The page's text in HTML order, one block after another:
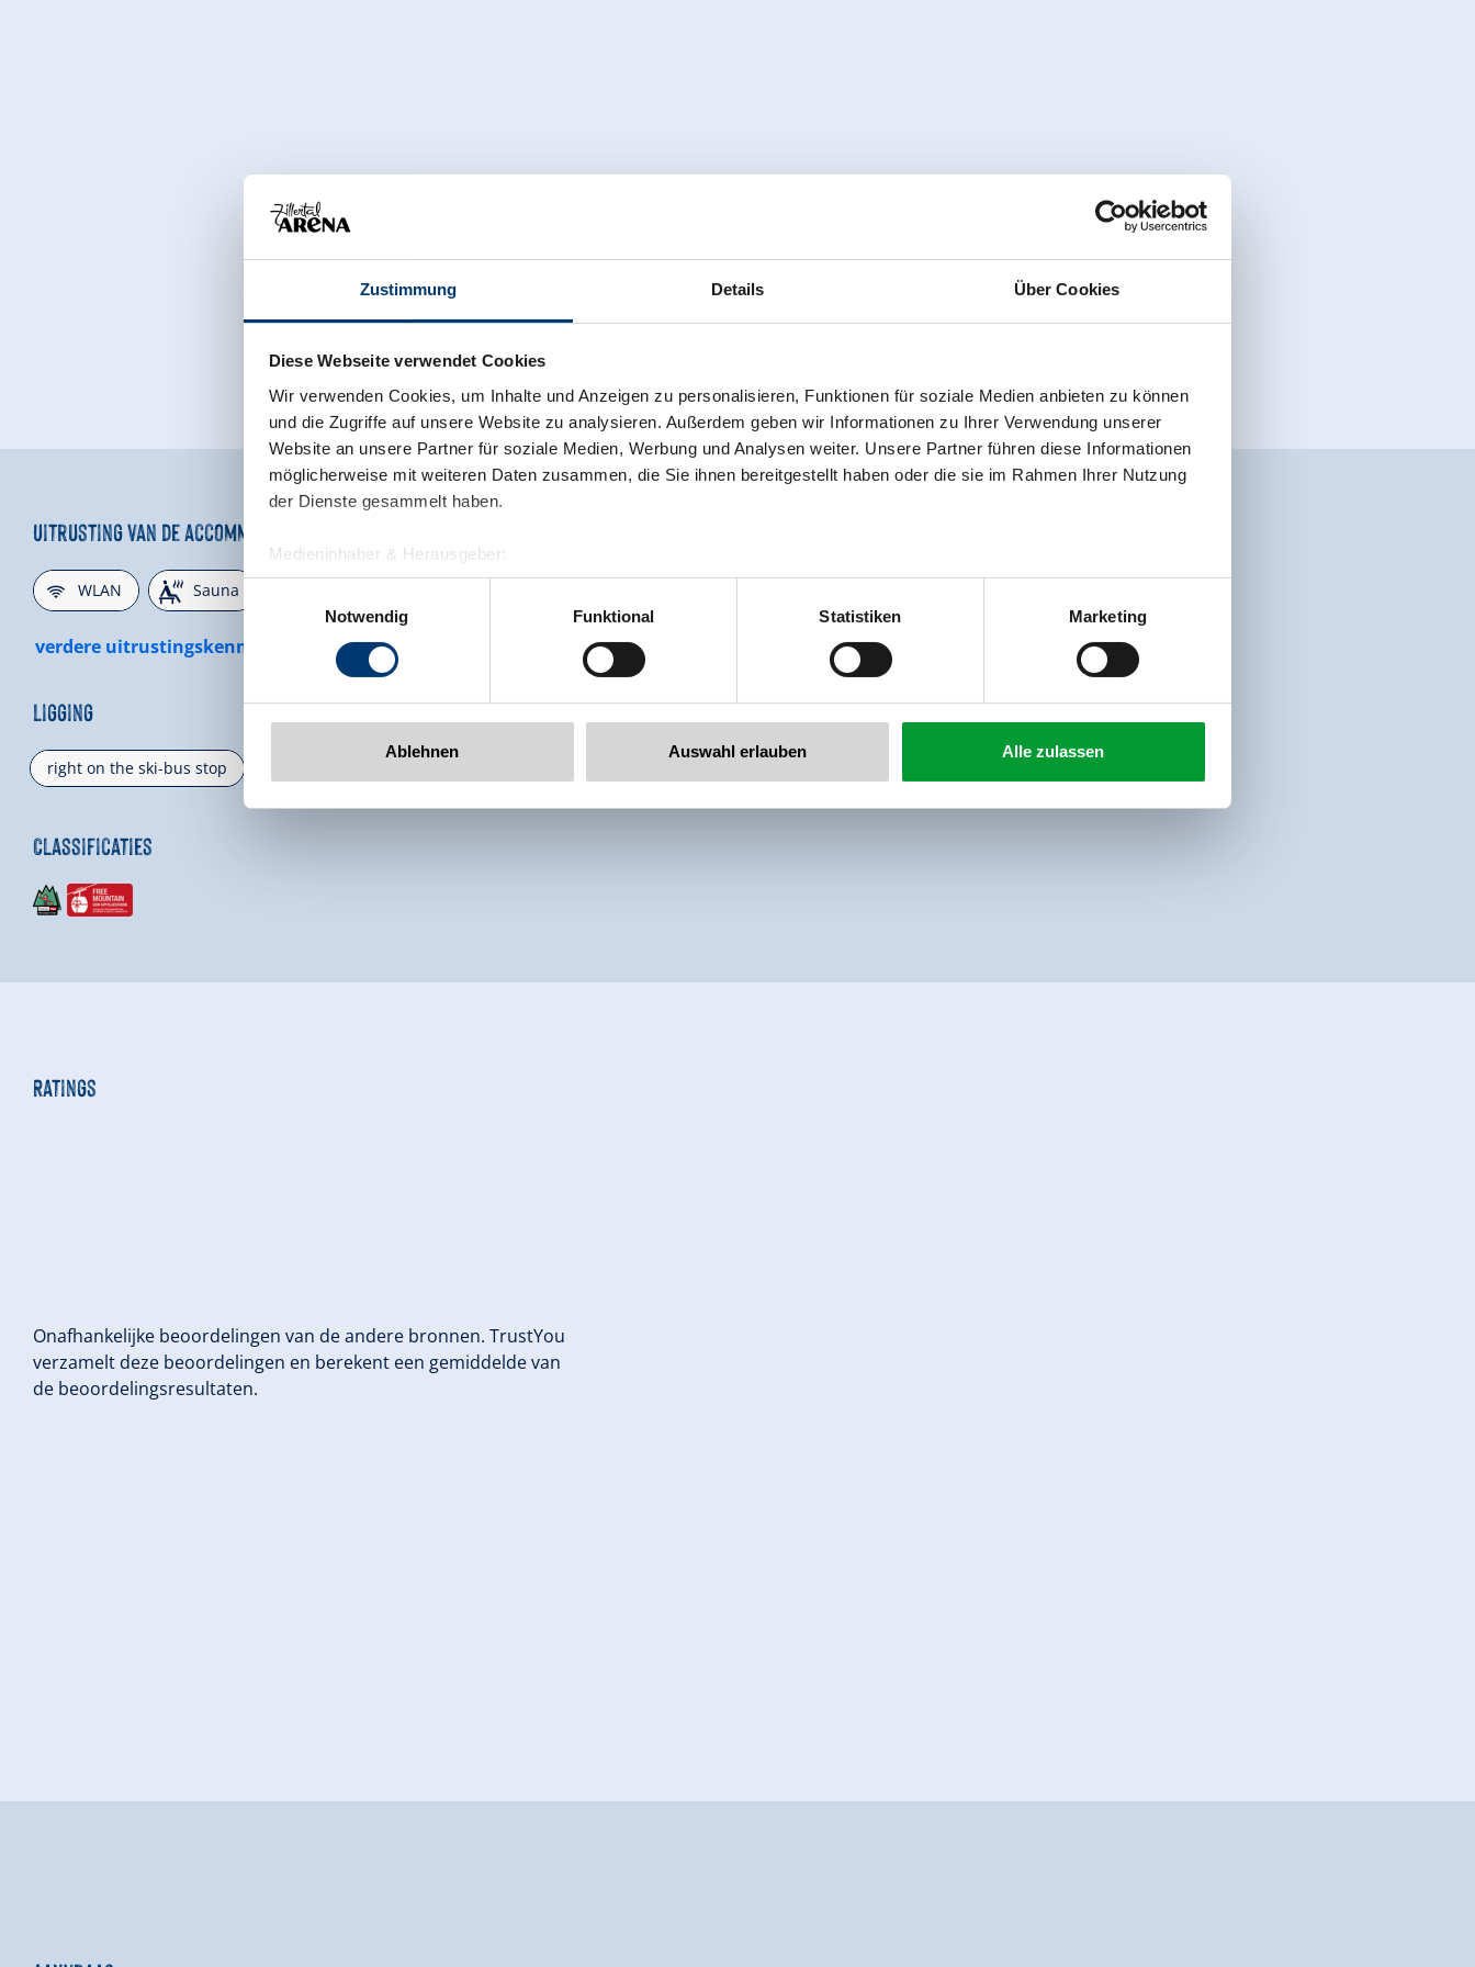
Zustimmung Details Über Cookies
Diese Webseite verwendet Cookies
Wir verwenden Cookies, um Inhalte und Anzeigen zu personalisieren, Funktionen für soziale Medien anbieten zu können
und die Zugriffe auf unsere Website zu analysieren. Außerdem geben wir Informationen zu Ihrer Verwendung unserer
Website an unsere Partner für soziale Medien, Werbung und Analysen weiter. Unsere Partner führen diese Informationen
möglicherweise mit weiteren Daten zusammen, die Sie ihnen bereitgestellt haben oder die sie im Rahmen Ihrer Nutzung
der Dienste gesammelt haben.
Medieninhaber & Herausgeber:
Zeller Bergbahnen Zillertal GmbH & Co KG
Rohr 23// A-6280 Zell am Ziller
www.zillertalarena.com
Notwendig
Funktional Statistiken Marketing
Ablehnen Auswahl erlauben Alle zulassen
het melken en voeden van de koeien. Ook bij de hooi oogst kan meegeholpen worden…
We kijken ernaar uit u binnenkort weer te verwelkomen
Uw familie Emberger uit Gerlos
Uitrusting van de accommodatie
🜉WLAN 🗔Sauna 🞷 🍺 🏝 🐈
verdere uitrustingskenmerken
Ligging
right on the ski-bus stop
Classificaties
Ratings
Onafhankelijke beoordelingen van de andere bronnen. TrustYou
verzamelt deze beoordelingen en berekent een gemiddelde van
de beoordelingsresultaten.